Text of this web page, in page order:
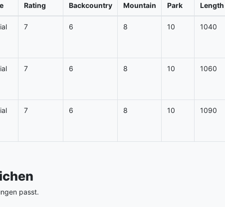
Rating
Backcountry
Mountain
Park
Length
7 6 8 10 1040
7 6 8 10 1060
7 6 8 10 1090
passt.